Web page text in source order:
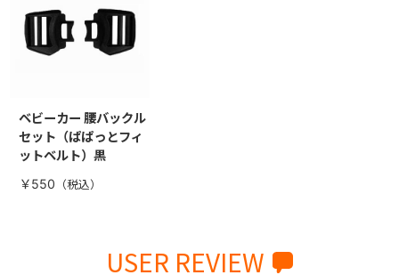
ベビーカー 腰バックル
セット（ぱぱっとフィ
ットベルト）黒
￥550
USER REVIEW